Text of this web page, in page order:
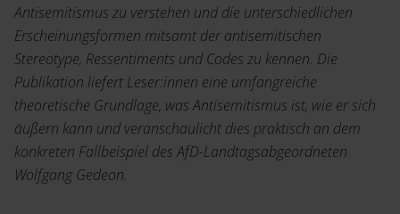
Antisemitismus zu verstehen und die unterschiedlichen
Erscheinungsformen mitsamt der antisemitischen
Stereotype, Ressentiments und Codes zu kennen. Die
Publikation liefert Leser:innen eine umfangreiche
theoretische Grundlage, was Antisemitismus ist, wie er sich
äußern kann und veranschaulicht dies praktisch an dem
konkreten Fallbeispiel des AfD-Landtagsabgeordneten
Wolfgang Gedeon.